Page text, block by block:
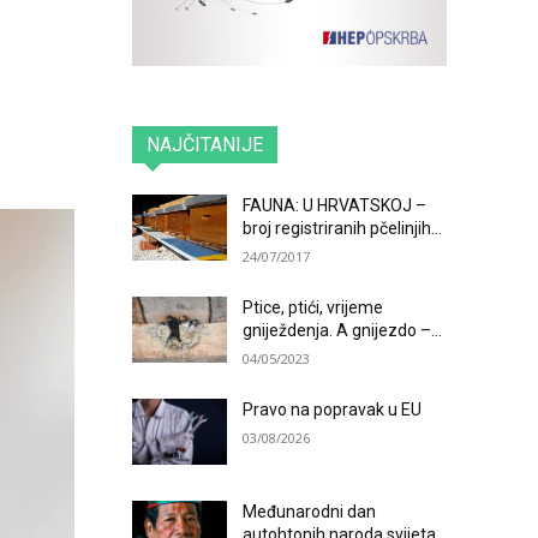
NAJČITANIJE
FAUNA: U HRVATSKOJ –
broj registriranih pčelinjih...
24/07/2017
Ptice, ptići, vrijeme
gniježdenja. A gnijezdo –...
04/05/2023
Pravo na popravak u EU
03/08/2026
Međunarodni dan
autohtonih naroda svijeta